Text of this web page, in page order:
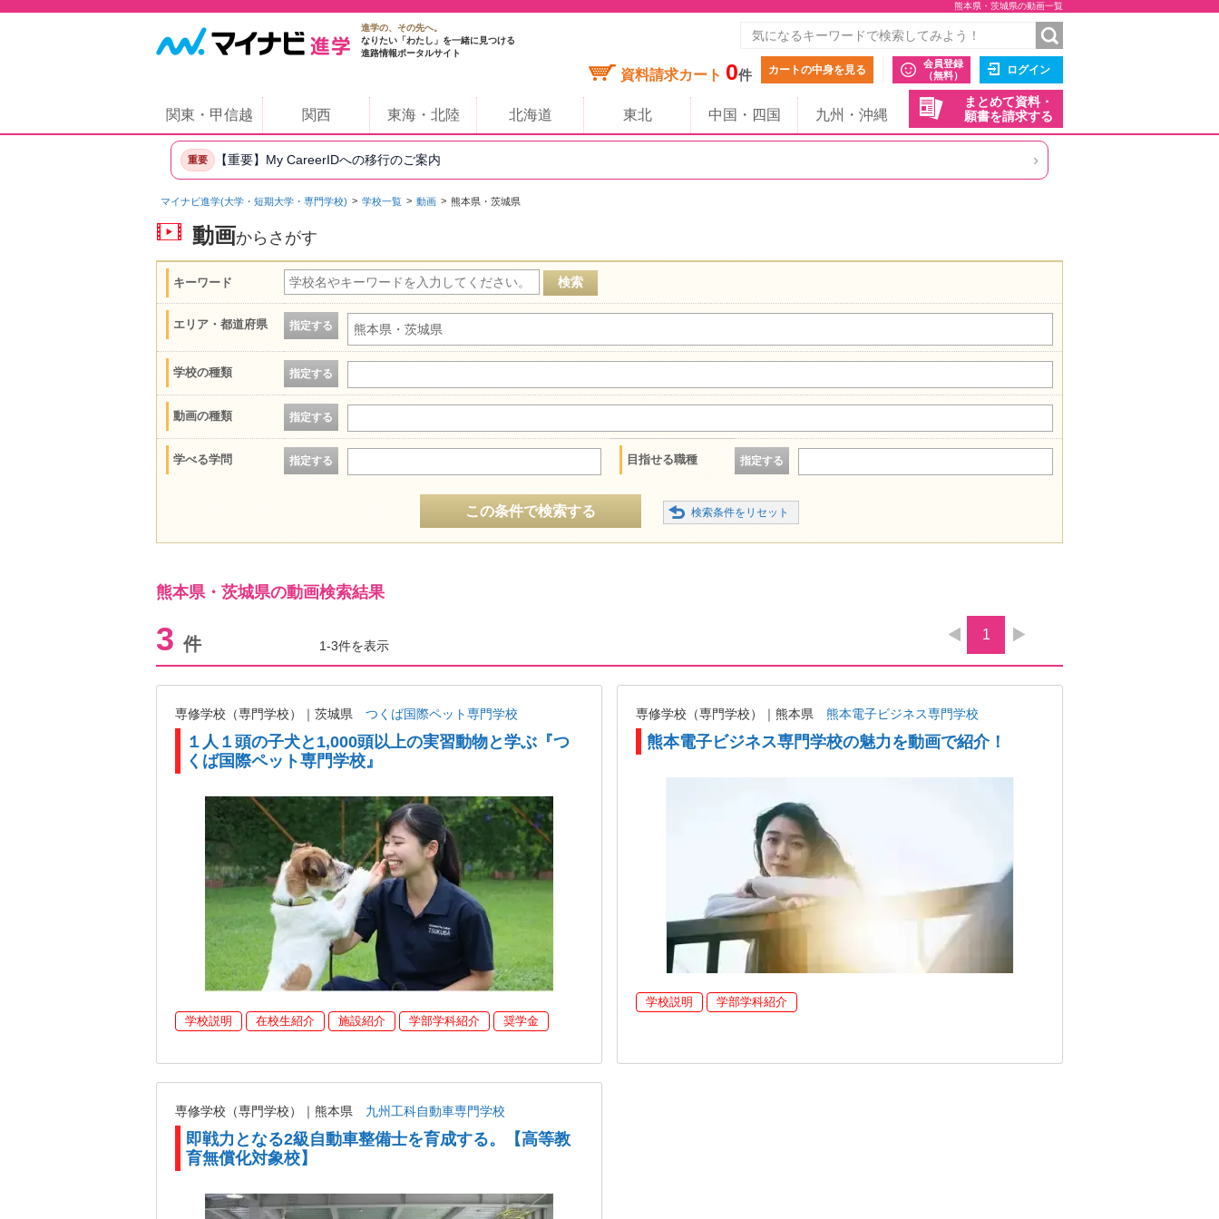
熊本県・茨城県の動画一覧
進学の、その先へ。
なりたい「わたし」を一緒に見つける
進路情報ポータルサイト
資料請求カート 0件 カートの中身を見る
会員登録
（無料）
ログイン
まとめて資料・
願書を請求する
関東・甲信越 関西 東海・北陸 北海道 東北 中国・四国 九州・沖縄
重要 【重要】My CareerIDへの移行のご案内 ›
マイナビ進学(大学・短期大学・専門学校) 学校一覧 動画 熊本県・茨城県
動画からさがす
キーワード
エリア・都道府県 指定する 熊本県・茨城県
学校の種類 指定する
動画の種類 指定する
学べる学問 指定する 目指せる職種 指定する
この条件で検索する
熊本県・茨城県の動画検索結果
3 件 1-3件を表示
1
専修学校（専門学校）｜茨城県 つくば国際ペット専門学校
１人１頭の子犬と1,000頭以上の実習動物と学ぶ『つ
くば国際ペット専門学校』
学校説明 在校生紹介 施設紹介 学部学科紹介 奨学金
専修学校（専門学校）｜熊本県 熊本電子ビジネス専門学校
熊本電子ビジネス専門学校の魅力を動画で紹介！
学校説明 学部学科紹介
専修学校（専門学校）｜熊本県 九州工科自動車専門学校
即戦力となる2級自動車整備士を育成する。【高等教
育無償化対象校】